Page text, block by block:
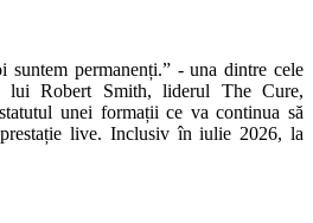
suntem permanenți.” - una dintre cele
lui Robert Smith, liderul The Cure,
unei formații ce va continua să
live. Inclusiv în iulie 2026, la